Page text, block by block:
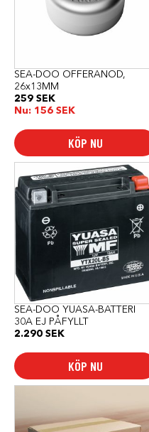
SEA-DOO OFFERANOD,
26x13MM
259 SEK
Nu: 156 SEK
KÖP NU
SEA-DOO YUASA-BATTERI
30A EJ PÅFYLLT
2.290 SEK
KÖP NU